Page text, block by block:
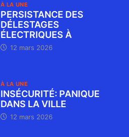
À LA UNE
PERSISTANCE DES
DÉLESTAGES
ÉLECTRIQUES À
12 mars 2026
À LA UNE
INSÉCURITÉ: PANIQUE
DANS LA VILLE
12 mars 2026